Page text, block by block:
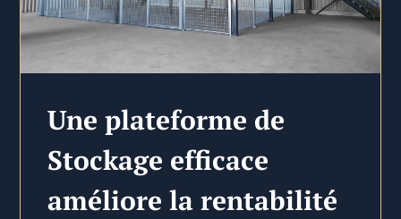
Une plateforme de
Stockage efficace
améliore la rentabilité